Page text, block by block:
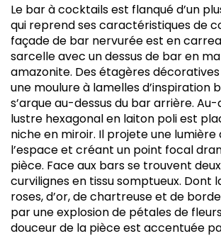
Le bar à cocktails est flanqué d’un
qui reprend ses caractéristiques de
façade de bar nervurée est en
sarcelle avec un dessus de bar en
amazonite. Des étagères
une moulure à lamelles d’inspiration
s’arque au-dessus du bar arrière. Au-
lustre hexagonal en laiton poli est
niche en miroir. Il projete une
l’espace et créant un point focal
pièce. Face aux bars se trouvent
curvilignes en tissu somptueux. Dont
roses, d’or, de chartreuse et de
par une explosion de pétales de
douceur de la pièce est accentuée